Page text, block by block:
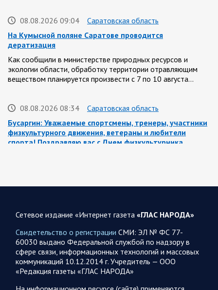
08.08.2026 09:04
Саратовская область
На Кумысной поляне Саратове проводится
дератизация
Как сообщили в министерстве природных ресурсов и
экологии области, обработку территории отравляющим
веществом планируется произвести с 7 по 10 августа…
08.08.2026 08:34
Саратовская область
Бусаргин: Уважаемые спортсмены, тренеры, участники
физкультурного движения, ветераны и любители
спорта! Поздравляю вас с Днем физкультурника
Заявление Минобороны РФ на утро 8 августа 2026 года
Сегодня ночью Вооруженными Силами Российской
Федерации нанесен групповой удар высокоточным
оружием наземного базирования по предприятию военной
промышленности и складу горюче-смазочных…
Сетевое издание «Интернет газета «ГЛАС НАРОДА»
Свидетельство о регистрации СМИ: ЭЛ № ФС 77-
60030 выдано Федеральной службой по надзору в
сфере связи, информационных технологий и массовых
коммуникаций 10.12.2014 г. Учредитель — ООО
«Редакция газеты «ГЛАС НАРОДА»